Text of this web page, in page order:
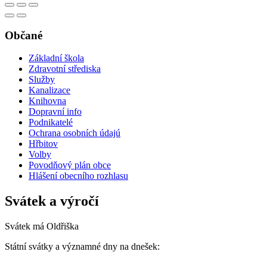
Občané
Základní škola
Zdravotní střediska
Služby
Kanalizace
Knihovna
Dopravní info
Podnikatelé
Ochrana osobních údajú
Hřbitov
Volby
Povodňový plán obce
Hlášení obecního rozhlasu
Svátek a výročí
Svátek má Oldřiška
Státní svátky a významné dny na dnešek: